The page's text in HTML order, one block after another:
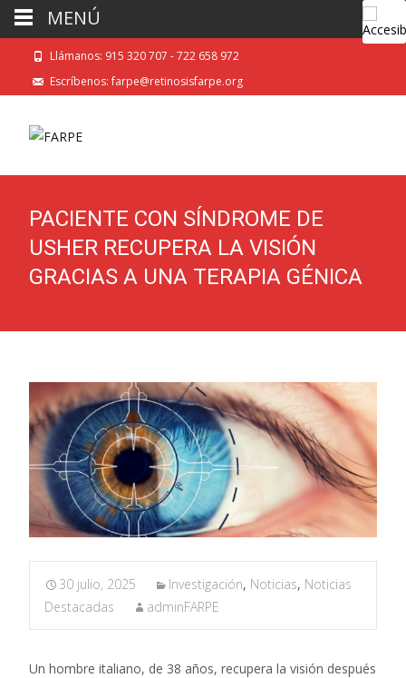
Llámanos: 915 320 707 - 722 658 972
Escríbenos: farpe@retinosisfarpe.org
PACIENTE CON SÍNDROME DE
USHER RECUPERA LA VISIÓN
GRACIAS A UNA TERAPIA GÉNICA
30 julio, 2025 Investigación, Noticias, Noticias
Destacadas
adminFARPE
Un hombre italiano, de 38 años, recupera la visión después
MENÚ